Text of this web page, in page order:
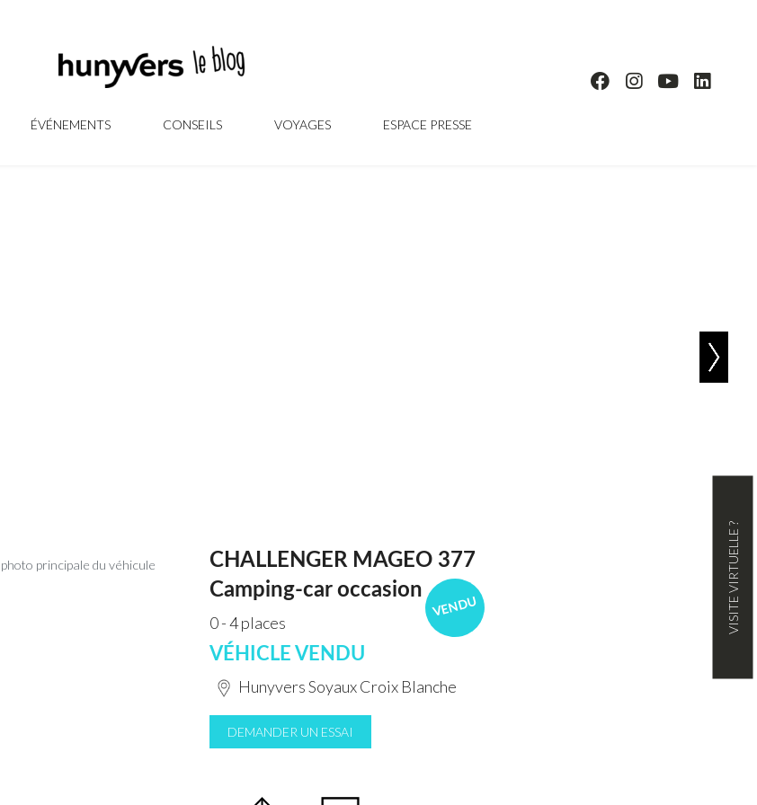
ÉVÉNEMENTS CONSEILS VOYAGES ESPACE PRESSE
VENDU
CHALLENGER MAGEO 377
Camping-car occasion
0 - 4 places
VÉHICLE VENDU
Hunyvers Soyaux Croix Blanche
DEMANDER UN ESSAI
VISITE VIRTUELLE ?